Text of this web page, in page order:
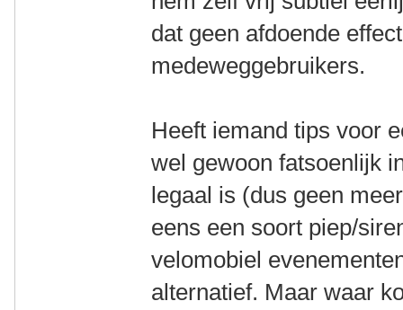
dat geen afdoende
medeweggebruikers.
Heeft iemand tips voor
wel gewoon fatsoenlijk
legaal is (dus geen
eens een soort piep/
velomobiel
alternatief. Maar waar